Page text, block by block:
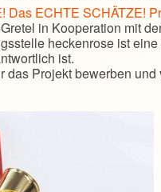
Das ECHTE SCHÄTZE!
in Kooperation mit
heckenrose ist
ist.
das Projekt bewerben